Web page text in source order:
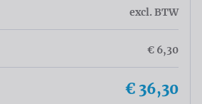
excl. BTW
€ 6,30
€ 36,30